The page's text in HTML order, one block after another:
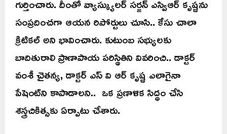
సంప్రదించగా ఆయన రిపోర్టులు చూసి.. కేసు చాలా
క్రిటికల్ అని భావించారు. కుటుంబ సభ్యులకు
బాదితురాలి ప్రాణాపాయ పరిస్థితిని వివరించి.. డాక్టర్
వంశీ చైతన్య, డాక్టర్ ఎస్ వి ఆర్ కృష్ణ ఎలాగైనా
పేషెంట్‌ని కాపాడాలని.. ఒక ప్రణాళిక సిద్ధం చేసి
శస్త్రచికిత్సకు ఏర్పాటు చేశారు.